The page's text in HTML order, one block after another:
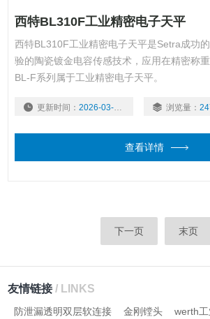
西特BL310F工业精密电子天平
西特BL310F工业精密电子天平是Setra成功
验的陶瓷镀金电容传感技术，应用在精密称
BL-F系列属于工业精密电子天平。
更新时间： 2026-03-03 浏览量：
查看详情
下一页 末页
友情链接/ LINKS
防泄漏透明双层软连接 金刚镗头 werth